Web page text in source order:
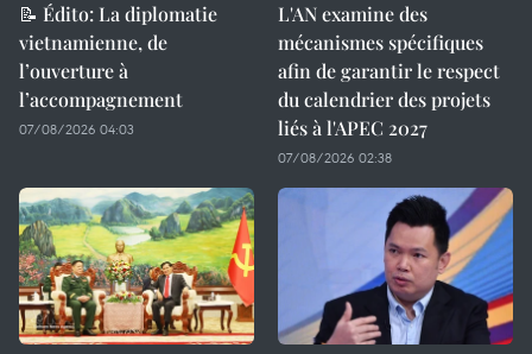
📝 Édito: La diplomatie
vietnamienne, de
l’ouverture à
l’accompagnement
07/08/2026 04:03
L'AN examine des
mécanismes spécifiques
afin de garantir le respect
du calendrier des projets
liés à l'APEC 2027
07/08/2026 02:38